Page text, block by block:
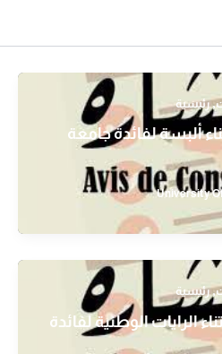
,رئيسية
رقم 11 – إقتناء ألبسة لفائدة جامعة
University
,رئيسية
رقم 09 – إقتناء الرايات الوطنية لفائدة